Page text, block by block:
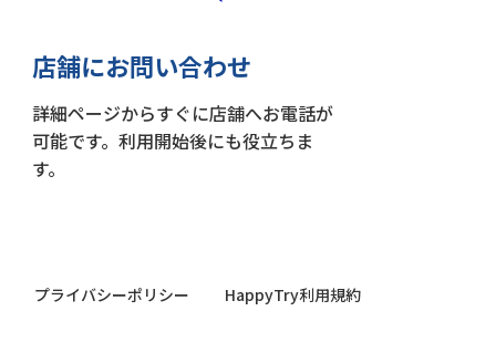
店舗にお問い合わせ
詳細ページからすぐに店舗へお電話が
可能です。利用開始後にも役立ちま
す。
プライバシーポリシー HappyTry利用規約